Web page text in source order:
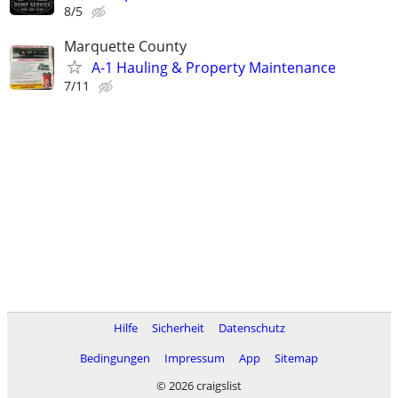
8/5
Marquette County
A-1 Hauling & Property Maintenance
7/11
Hilfe Sicherheit
Datenschutz
Bedingungen
Impressum App
Sitemap
© 2026 craigslist